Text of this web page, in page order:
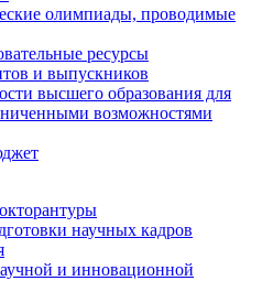
олимпиады, проводимые
ресурсы
и выпускников
высшего образования для
возможностями
научных кадров
и инновационной